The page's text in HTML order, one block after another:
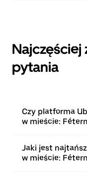
Najczęściej
pytania
Czy platforma
w mieście:
Jaki jest
w mieście: